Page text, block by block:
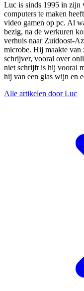
Luc is sinds 1995 in zijn
computers te maken
video gamen op pc. Al
bezig, na de werkuren
verhuis naar Zuidoost-
microbe. Hij maakte
schrijver, vooral over
niet schrijft is hij vooral
hij van een glas wijn en
Alle artikelen door Luc